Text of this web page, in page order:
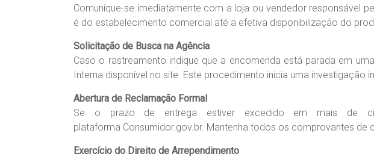
Comunique-se imediatamente com a loja ou vendedor responsável
é do estabelecimento comercial até a efetiva disponibilização do
Solicitação de Busca na Agência
Caso o rastreamento indique que a encomenda está parada em
Interna disponível no site. Este procedimento inicia uma investigação
Abertura de Reclamação Formal
Se o prazo de entrega estiver excedido em mais de
plataforma Consumidor.gov.br. Mantenha todos os comprovantes
Exercício do Direito de Arrependimento